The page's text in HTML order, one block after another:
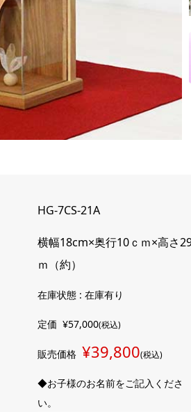
HG-7CS-21A
横幅18cm×奥行10ｃｍ×高さ
ｍ（約）
在庫状態 : 在庫有り
定価¥57,000(税込)
販売価格 ¥39,800(税込)
◆お子様のお名前をご記入くださ
い。